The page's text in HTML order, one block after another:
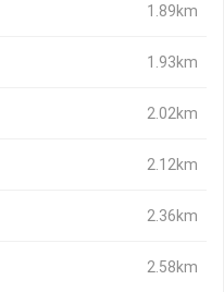
1.89km
1.93km
2.02km
2.12km
2.36km
2.58km